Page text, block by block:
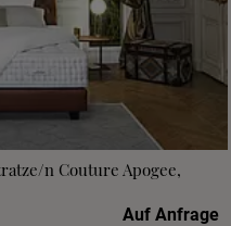
n Couture Apogee,
Auf Anfrage